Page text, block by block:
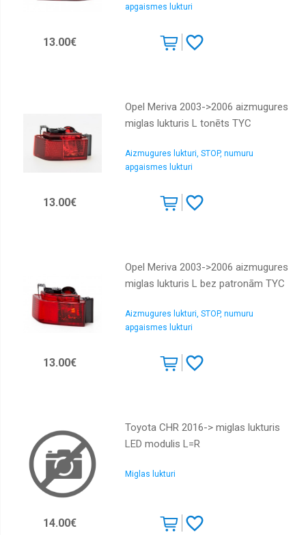
apgaismes lukturi
13.00€
Opel Meriva 2003->2006 aizmugures
miglas lukturis L tonēts TYC
Aizmugures lukturi, STOP, numuru
apgaismes lukturi
13.00€
Opel Meriva 2003->2006 aizmugures
miglas lukturis L bez patronām TYC
Aizmugures lukturi, STOP, numuru
apgaismes lukturi
13.00€
Toyota CHR 2016-> miglas lukturis
LED modulis L=R
Miglas lukturi
14.00€